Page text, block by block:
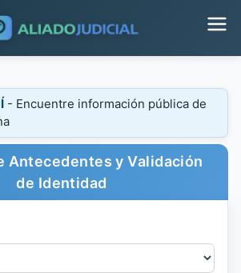
- Encuentre información pública de
Antecedentes y Validación
de Identidad